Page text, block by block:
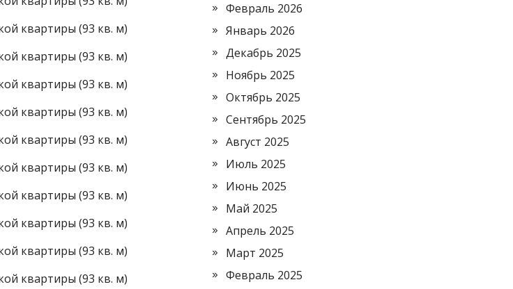
Февраль 2026
Январь 2026
Декабрь 2025
Ноябрь 2025
Октябрь 2025
Сентябрь 2025
Август 2025
Июль 2025
Июнь 2025
Май 2025
Апрель 2025
Март 2025
Февраль 2025